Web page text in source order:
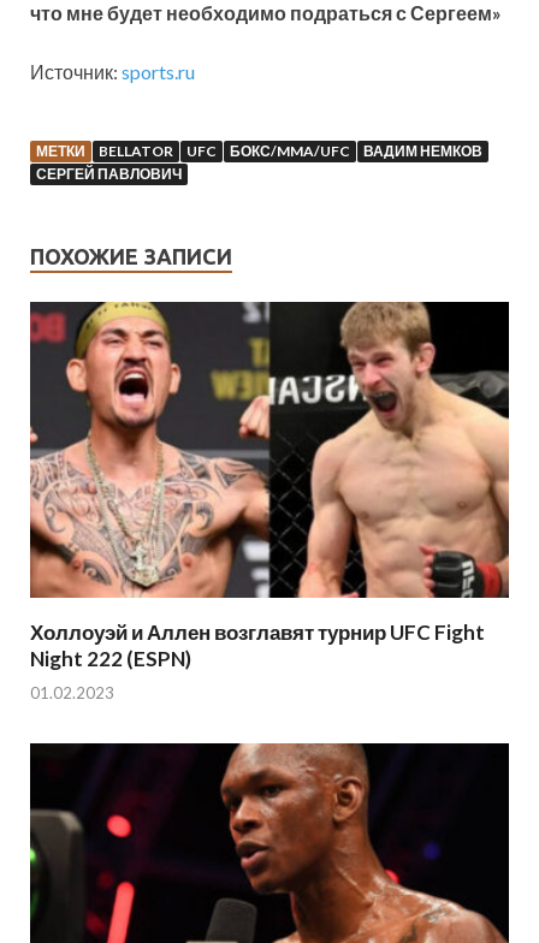
что мне будет необходимо подраться с Сергеем»
Источник: sports.ru
МЕТКИ BELLATOR UFC БОКС/MMA/UFC
ВАДИМ НЕМКОВ
СЕРГЕЙ ПАВЛОВИЧ
ПОХОЖИЕ ЗАПИСИ
Холлоуэй и Аллен возглавят турнир UFC Fight
Night 222 (ESPN)
01.02.2023